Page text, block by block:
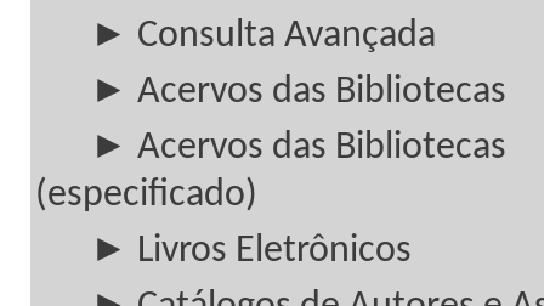
► Consulta Avançada
► Acervos das Bibliotecas
► Acervos das Bibliotecas
(especificado)
► Livros Eletrônicos